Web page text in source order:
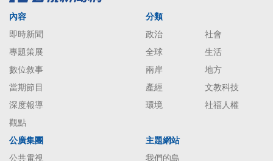
內容
即時新聞
專題策展
數位敘事
當期節目
深度報導
觀點
分類
政治
社會
全球
生活
兩岸
地方
產經
文教科技
環境
社福人權
公廣集團
公共電視
主題網站
我們的島